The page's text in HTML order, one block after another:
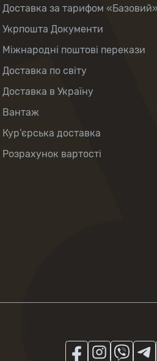
Доставка за тарифом «Базовий»
Укрпошта Документи
Міжнародні поштові перекази
Доставка по світу
Доставка в Україну
Вантаж
Кур’єрська доставка
Розрахунок вартості